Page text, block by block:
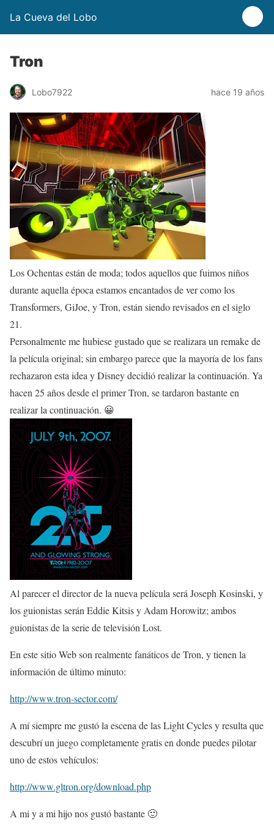
La Cueva del Lobo
Tron
Lobo7922 hace 19 años
Los Ochentas están de moda; todos aquellos que fuimos niños
durante aquella época estamos encantados de ver como los
Transformers, GiJoe, y Tron, están siendo revisados en el siglo
21.
Personalmente me hubiese gustado que se realizara un remake de
la película original; sin embargo parece que la mayoría de los fans
rechazaron esta idea y Disney decidió realizar la continuación. Ya
hacen 25 años desde el primer Tron, se tardaron bastante en
realizar la continuación. 😀
Al parecer el director de la nueva película será Joseph Kosinski, y
los guionistas serán Eddie Kitsis y Adam Horowitz; ambos
guionistas de la serie de televisión Lost.
En este sitio Web son realmente fanáticos de Tron, y tienen la
información de último minuto:
http://www.tron-sector.com/
A mí siempre me gustó la escena de las Light Cycles y resulta que
descubrí un juego completamente gratis en donde puedes pilotar
uno de estos vehículos:
http://www.gltron.org/download.php
A mi y a mi hijo nos gustó bastante 🙂